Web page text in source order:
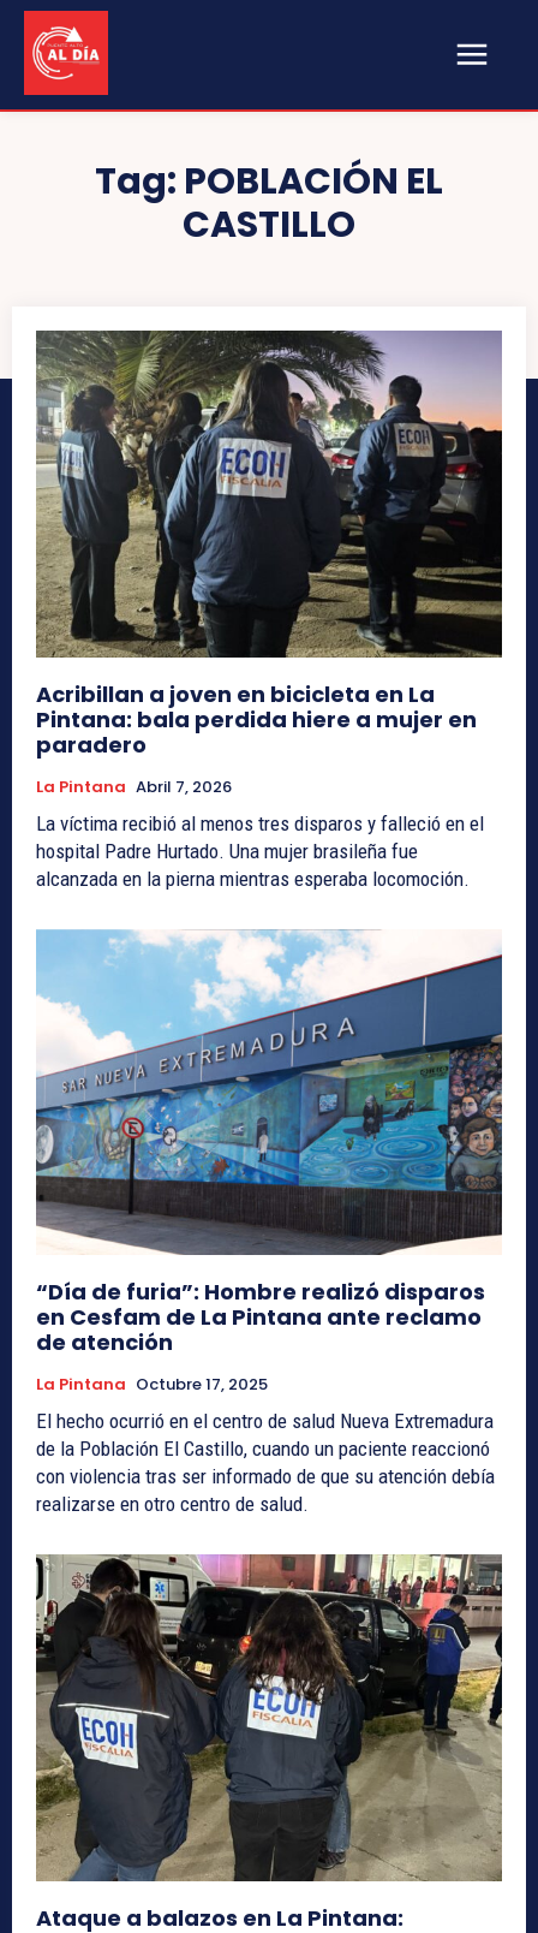
Tag: POBLACIÓN EL
CASTILLO
Acribillan a joven en bicicleta en La
Pintana: bala perdida hiere a mujer en
paradero
La Pintana Abril 7, 2026
La víctima recibió al menos tres disparos y falleció en el
hospital Padre Hurtado. Una mujer brasileña fue
alcanzada en la pierna mientras esperaba locomoción.
“Día de furia”: Hombre realizó disparos
en Cesfam de La Pintana ante reclamo
de atención
La Pintana Octubre 17, 2025
El hecho ocurrió en el centro de salud Nueva Extremadura
de la Población El Castillo, cuando un paciente reaccionó
con violencia tras ser informado de que su atención debía
realizarse en otro centro de salud.
Ataque a balazos en La Pintana: